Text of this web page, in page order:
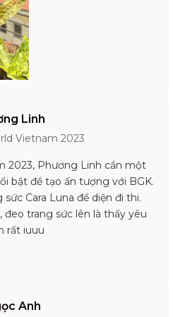
Linh
Vietnam 2023
2023, Phương Linh cần một
bật để tạo ấn tượng với BGK.
Cara Luna để diện đi thi.
trang sức lên là thấy yêu
rất iuuu
Anh